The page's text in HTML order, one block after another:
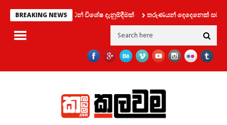
BREAKING NEWS
දෙපාර්තමේන්තුවෙන් විශේෂ දැනුම්දීමක් තරුණයන් දෙදෙනෙක් සමග